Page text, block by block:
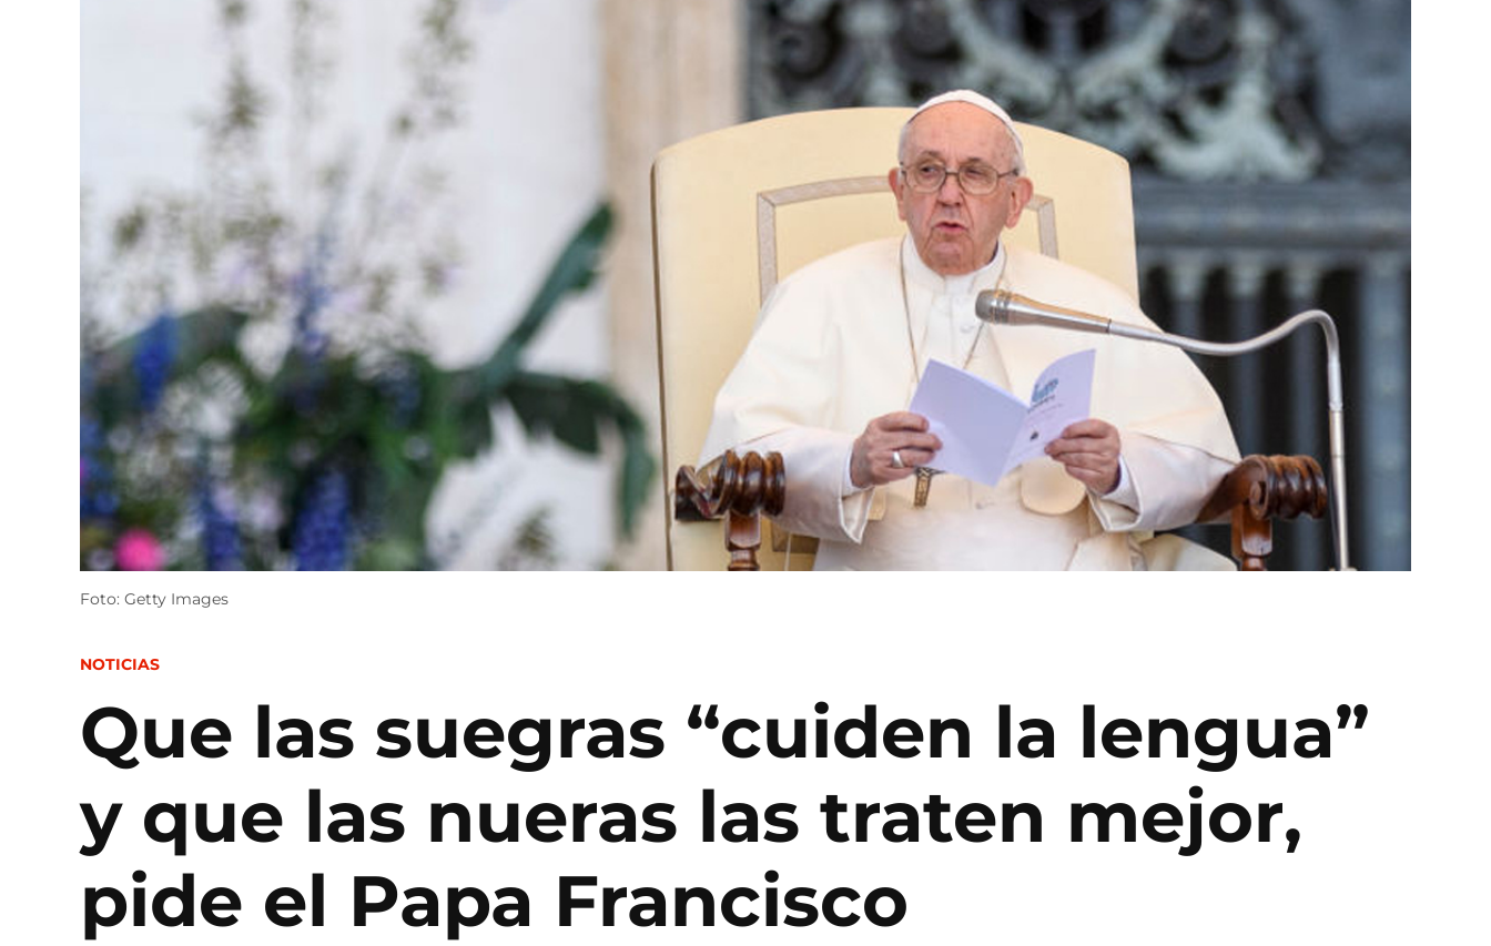
Foto: Getty Images
POSTED
NOTICIAS
Que las suegras “cuiden la lengua”
y que las nueras las traten mejor,
pide el Papa Francisco